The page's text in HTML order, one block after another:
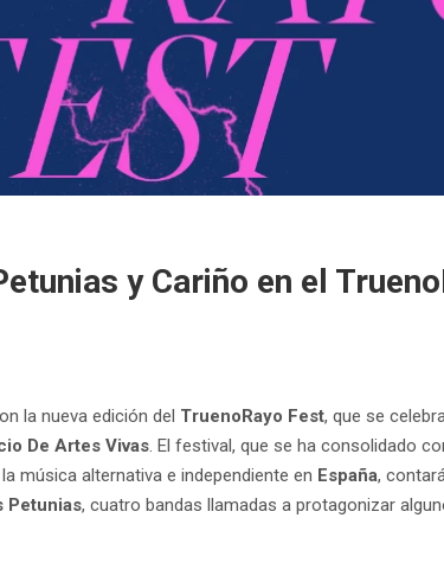
y Cariño en el
la nueva edición del TruenoRayo Fest, que se
De Artes Vivas. El festival, que se ha consolidado
música alternativa e independiente en España,
Petunias, cuatro bandas llamadas a protagonizar